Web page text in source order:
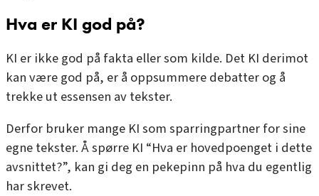
Hva er KI god på?
KI er ikke god på fakta eller som kilde. Det KI derimot
kan være god på, er å oppsummere debatter og å
trekke ut essensen av tekster.
Derfor bruker mange KI som sparringpartner for sine
egne tekster. Å spørre KI “Hva er hovedpoenget i dette
avsnittet?”, kan gi deg en pekepinn på hva du egentlig
har skrevet.